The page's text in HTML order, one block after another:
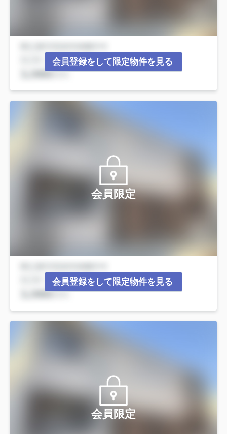
会員登録をして限定物件を見る
会員限定
会員登録をして限定物件を見る
会員限定